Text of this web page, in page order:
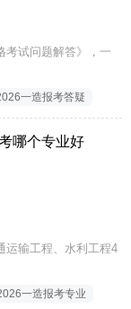
考试问题解答》，一
一造报考答疑
哪个专业好
运输工程、水利工程4
一造报考专业